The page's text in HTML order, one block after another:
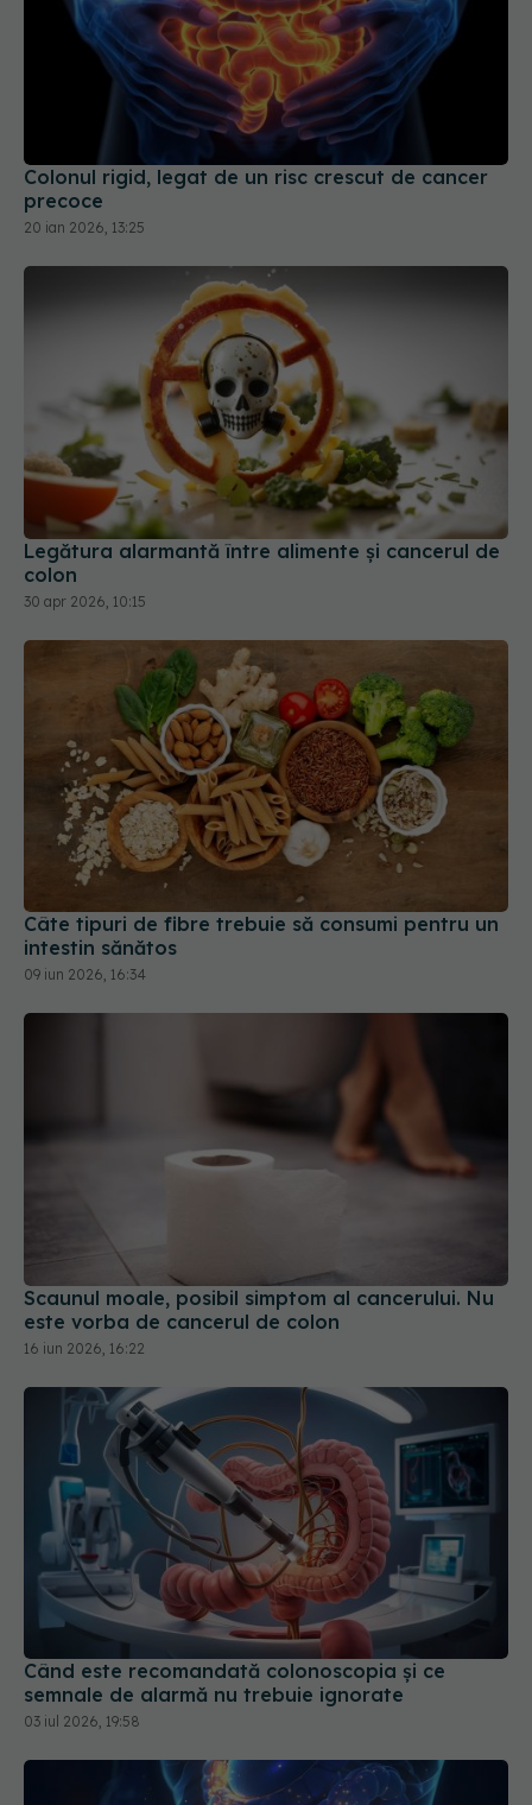
Colonul rigid, legat de un risc crescut de cancer
precoce
20 ian 2026, 13:25
Legătura alarmantă între alimente și cancerul de
colon
30 apr 2026, 10:15
Câte tipuri de fibre trebuie să consumi pentru un
intestin sănătos
09 iun 2026, 16:34
Scaunul moale, posibil simptom al cancerului. Nu
este vorba de cancerul de colon
16 iun 2026, 16:22
Când este recomandată colonoscopia și ce
semnale de alarmă nu trebuie ignorate
03 iul 2026, 19:58